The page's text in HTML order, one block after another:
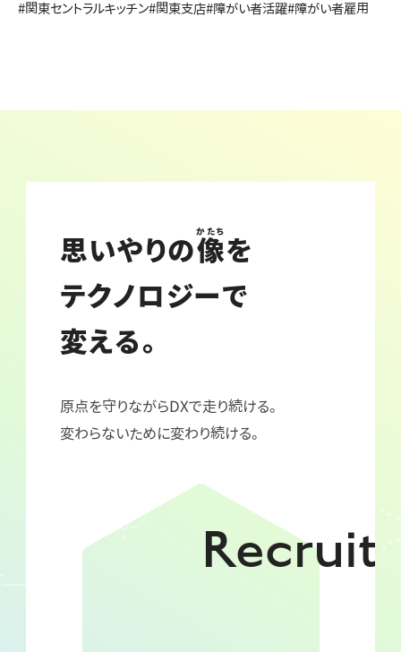
#関東セントラルキッチン#関東支店#障がい者活躍#障がい者雇用
思いやりの像
かたち
を
テクノロジーで
変える。
原点を守りながらDXで走り続ける。
変わらないために変わり続ける。
Recruit